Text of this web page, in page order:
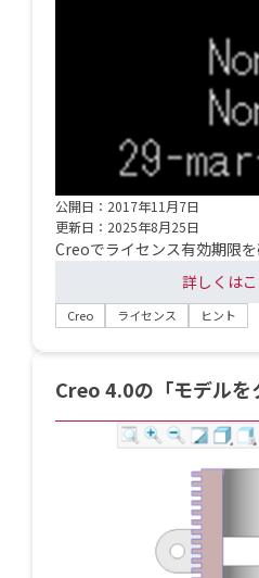
公開日：2017年11月7日
更新日：2025年8月25日
Creoでライセンス有効期限
詳しくは
Creo ライセンス ヒント
Creo 4.0の「モデルを